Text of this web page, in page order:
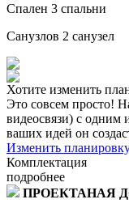
Спален 3 спальни
Санузлов 2 санузел
Хотите изменить
Это совсем просто!
видеосвязи) с одним
ваших идей он
Изменить
Комплектация
подробнее
ПРОЕКТАНАЯ